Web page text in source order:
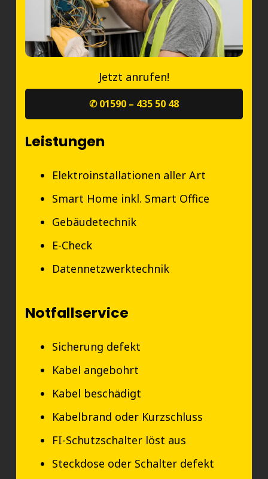
Jetzt anrufen!
✆ 01590 – 435 50 48
Leistungen
Elektroinstallationen aller Art
Smart Home inkl. Smart Office
Gebäudetechnik
E-Check
Datennetzwerktechnik
Notfallservice
Sicherung defekt
Kabel angebohrt
Kabel beschädigt
Kabelbrand oder Kurzschluss
FI-Schutzschalter löst aus
Steckdose oder Schalter defekt